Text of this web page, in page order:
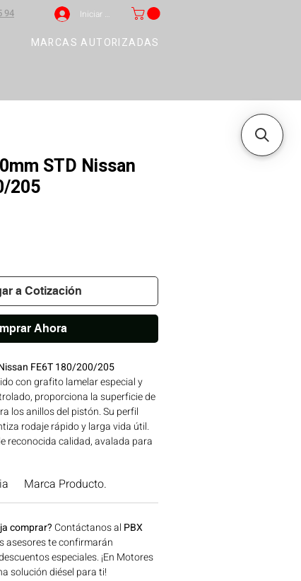
94 Iniciar sesión
MARCAS AUTORIZADAS
STD Nissan
205
a Cotización
Ahora
FE6T 180/200/205
con grafito lamelar especial y
proporciona la superficie de
los anillos del pistón. Su perfil
rodaje rápido y larga vida útil.
reconocida calidad, avalada para
y generación de energía
Consíguelo ahora en
Marca Producto.
comprar? Contáctanos al PBX
asesores te confirmarán
especiales. ¡En Motores
solución diésel para ti!